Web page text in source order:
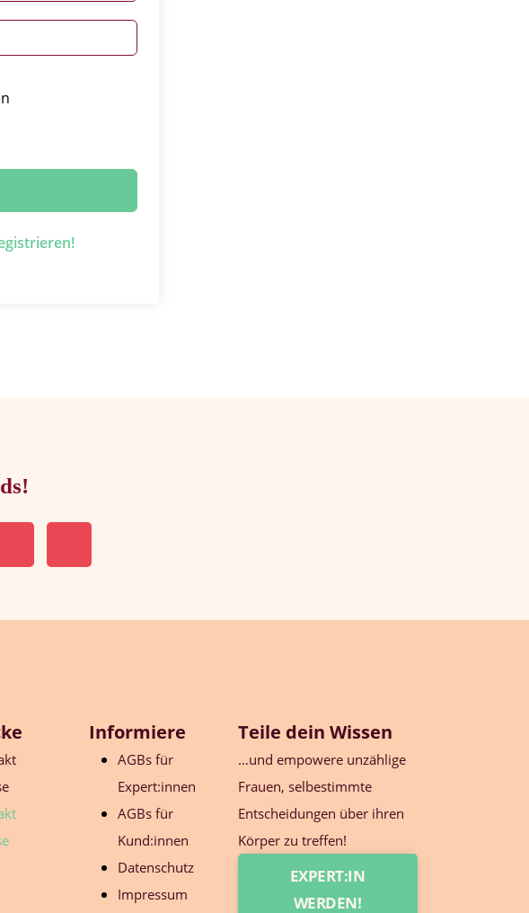
Informiere
AGBs für
Expert:innen
AGBs für
Kund:innen
Datenschutz
Impressum
Teile dein Wissen
…und empowere unzählige
Frauen, selbestimmte
Entscheidungen über ihren
Körper zu treffen!
EXPERT:IN
WERDEN!